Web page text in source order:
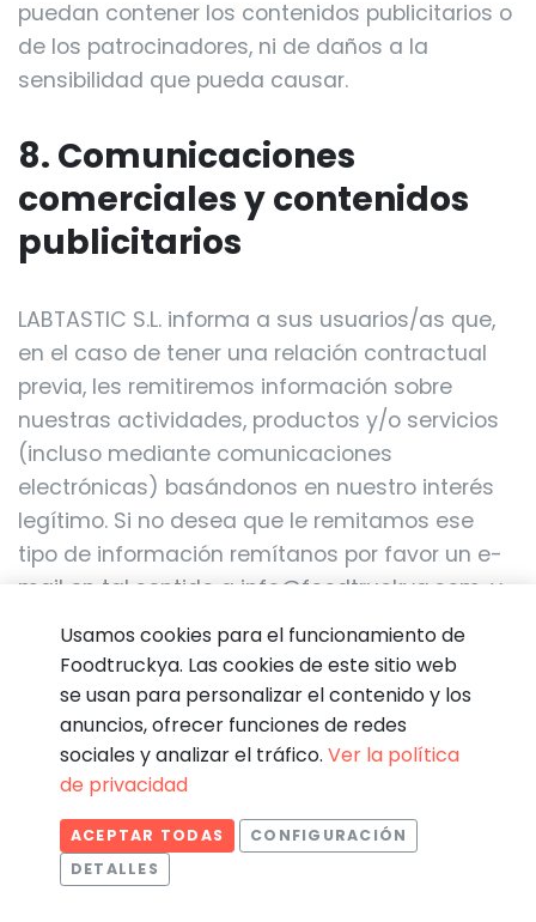
puedan contener los contenidos publicitarios o
de los patrocinadores, ni de daños a la
sensibilidad que pueda causar.
8. Comunicaciones
comerciales y contenidos
publicitarios
LABTASTIC S.L. informa a sus usuarios/as que,
en el caso de tener una relación contractual
previa, les remitiremos información sobre
nuestras actividades, productos y/o servicios
(incluso mediante comunicaciones
electrónicas) basándonos en nuestro interés
legítimo. Si no desea que le remitamos ese
tipo de información remítanos por favor un e-
mail en tal sentido a info@foodtruckya.com, y
así lo haremos.
La retirada de su consentimiento para el envío
de este tipo de comunicaciones no condiciona
el tratamiento de sus datos para el resto de
finalidades descritas en la política de
privacidad. Si Ud. no es cliente, solo
mandaremos ese tipo de comunicaciones
publicitarias y/o comerciales por medios
Usamos cookies para el funcionamiento de
Foodtruckya. Las cookies de este sitio web
se usan para personalizar el contenido y los
anuncios, ofrecer funciones de redes
sociales y analizar el tráfico. Ver la política
de privacidad
ACEPTAR TODAS
CONFIGURACIÓN
DETALLES